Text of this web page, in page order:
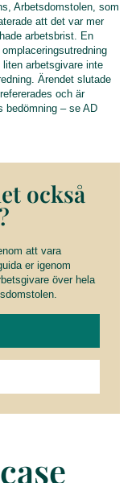
Arbetsdomstolen, som
att det var mer
arbetsbrist. En
arbetsgivare inte
Ärendet slutade
och är
bedömning – se AD
också
att vara
er igenom
över hela